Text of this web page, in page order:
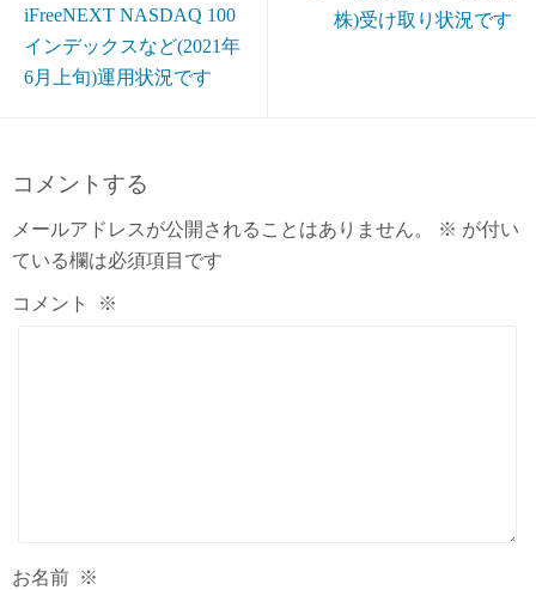
iFreeNEXT NASDAQ 100
インデックスなど(2021年
6月上旬)運用状況です
株)受け取り状況です
コメントする
メールアドレスが公開されることはありません。 ※ が付い
ている欄は必須項目です
コメント ※
お名前 ※